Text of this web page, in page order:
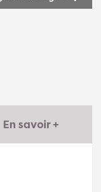
En savoir +